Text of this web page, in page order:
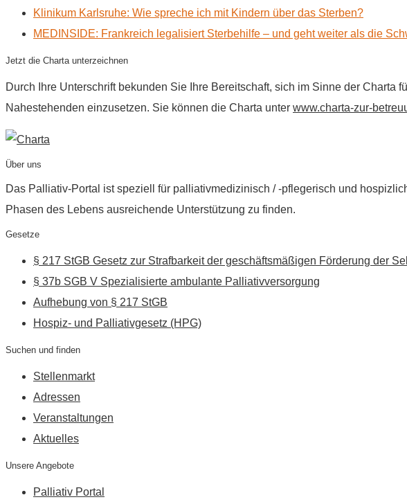
Klinikum Karlsruhe: Wie spreche ich mit Kindern über das Sterben?
MEDINSIDE: Frankreich legalisiert Sterbehilfe – und geht weiter als die
Jetzt die Charta unterzeichnen
Durch Ihre Unterschrift bekunden Sie Ihre Bereitschaft, sich im Sinne der
Nahestehenden einzusetzen. Sie können die Charta unter www.charta-zur-
Über uns
Das Palliativ-Portal ist speziell für palliativmedizinisch / -pflegerisch und
Phasen des Lebens ausreichende Unterstützung zu finden.
Gesetze
§ 217 StGB Gesetz zur Strafbarkeit der geschäftsmäßigen Förderung der
§ 37b SGB V Spezialisierte ambulante Palliativversorgung
Aufhebung von § 217 StGB
Hospiz- und Palliativgesetz (HPG)
Suchen und finden
Stellenmarkt
Adressen
Veranstaltungen
Aktuelles
Unsere Angebote
Palliativ Portal